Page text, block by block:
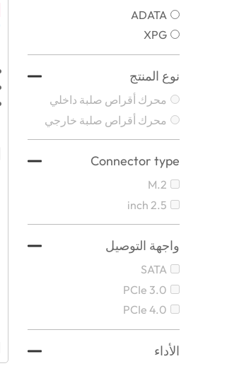
ADATA
XPG
نوع المنتج
محرك أقراص صلبة داخلي
محرك أقراص صلبة خارجي
Connector type
M.2
2.5 inch
واجهة التوصيل
SATA
PCIe 3.0
PCIe 4.0
الأداء